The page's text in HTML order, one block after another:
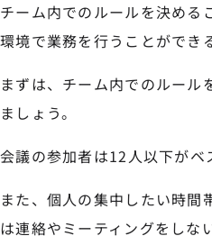
チーム内でのルールを決める
環境で業務を行うことができ
まずは、チーム内でのルール
ましょう。
会議の参加者は12人以下がベ
また、個人の集中したい時間
は連絡やミーティングをしな